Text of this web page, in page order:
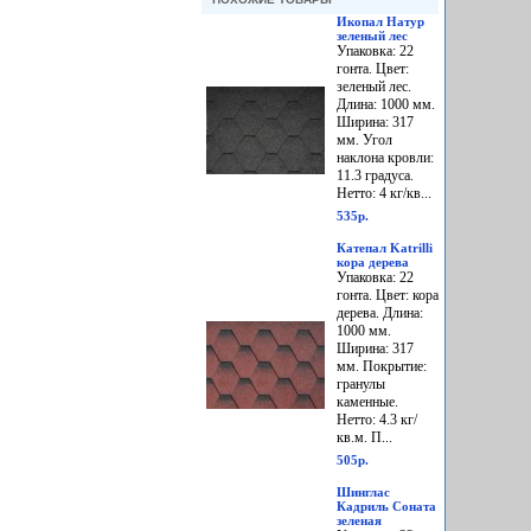
Икопал Натур
зеленый лес
Упаковка: 22
гонта. Цвет:
зеленый лес.
Длина: 1000 мм.
Ширина: 317
мм. Угол
наклона кровли:
11.3 градуса.
Нетто: 4 кг/кв...
535р.
Катепал Katrilli
кора дерева
Упаковка: 22
гонта. Цвет: кора
дерева. Длина:
1000 мм.
Ширина: 317
мм. Покрытие:
гранулы
каменные.
Нетто: 4.3 кг/
кв.м. П...
505р.
Шинглас
Кадриль Соната
зеленая